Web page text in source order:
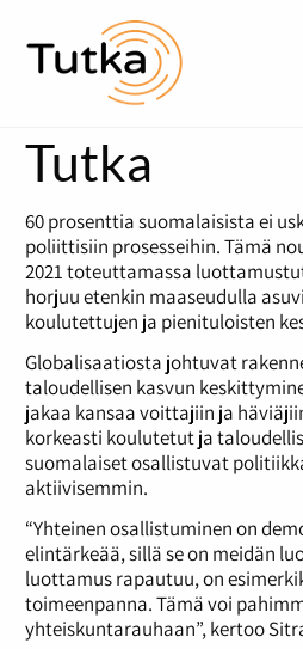
Tutka
60 prosenttia suomalaisista ei
poliittisiin prosesseihin. Tämä
2021 toteuttamassa
horjuu etenkin maaseudulla
koulutettujen ja pienituloisten
Globalisaatiosta johtuvat
taloudellisen kasvun
jakaa kansaa voittajiin ja
korkeasti koulutetut ja
suomalaiset osallistuvat
aktiivisemmin.
“Yhteinen osallistuminen on
elintärkeää, sillä se on meidän
luottamus rapautuu, on
toimeenpanna. Tämä voi
yhteiskuntarauhaan”, kertoo